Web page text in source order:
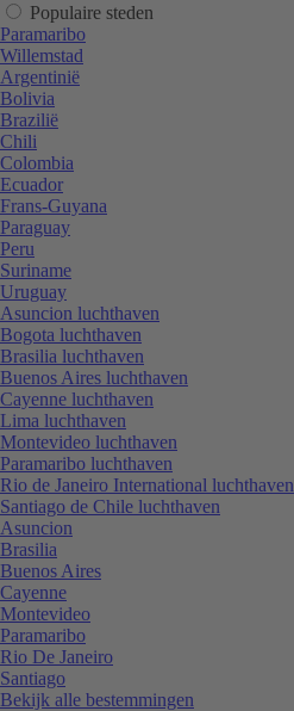
Populaire steden
Paramaribo
Willemstad
Argentinië
Bolivia
Brazilië
Chili
Colombia
Ecuador
Frans-Guyana
Paraguay
Peru
Suriname
Uruguay
Asuncion luchthaven
Bogota luchthaven
Brasilia luchthaven
Buenos Aires luchthaven
Cayenne luchthaven
Lima luchthaven
Montevideo luchthaven
Paramaribo luchthaven
Rio de Janeiro International luchthaven
Santiago de Chile luchthaven
Asuncion
Brasilia
Buenos Aires
Cayenne
Montevideo
Paramaribo
Rio De Janeiro
Santiago
Bekijk alle bestemmingen